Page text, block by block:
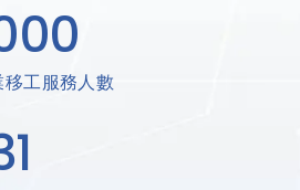
工服務人數